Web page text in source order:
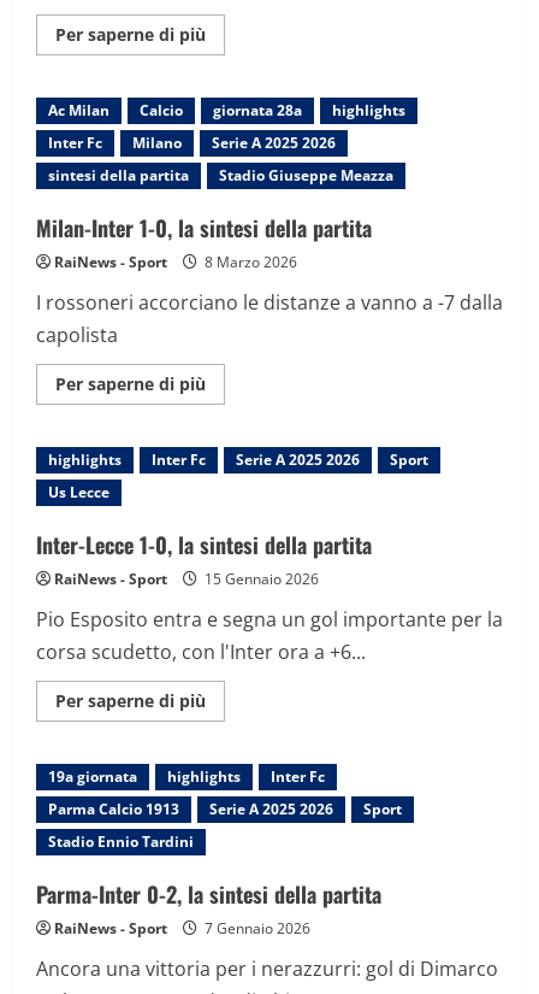
Per saperne di più
informazioni
Inter
0-
3,
la
sintesi
della
Ac Milan Calcio giornata 28a
highlights
Inter Fc
Milano
Serie A 2025 2026
sintesi della partita
Stadio Giuseppe Meazza
Milan-Inter 1-0, la sintesi della partita
RaiNews - Sport 8 Marzo 2026
I rossoneri accorciano le distanze a vanno a -7 dalla
capolista
Per saperne di più
informazioni
Inter
1-
della
partita
highlights Inter Fc Serie A 2025 2026
Sport
Us Lecce
Inter-Lecce 1-0, la sintesi della partita
RaiNews - Sport 15 Gennaio 2026
Pio Esposito entra e segna un gol importante per la
corsa scudetto, con l'Inter ora a +6...
Per saperne di più
informazioni
Lecce
1-
0,
la
sintesi
della
19a giornata highlights
Inter Fc
Parma Calcio 1913
Serie A 2025 2026
Sport
Stadio Ennio Tardini
Parma-Inter 0-2, la sintesi della partita
RaiNews - Sport 7 Gennaio 2026
Ancora una vittoria per i nerazzurri: gol di Dimarco